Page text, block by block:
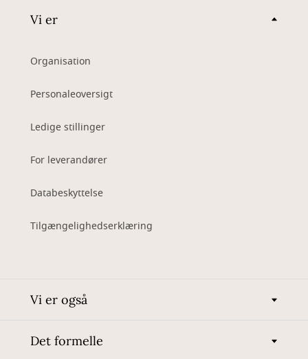
Vi er
Organisation
Personaleoversigt
Ledige stillinger
For leverandører
Databeskyttelse
Tilgængelighedserklæring
Vi er også
Det formelle